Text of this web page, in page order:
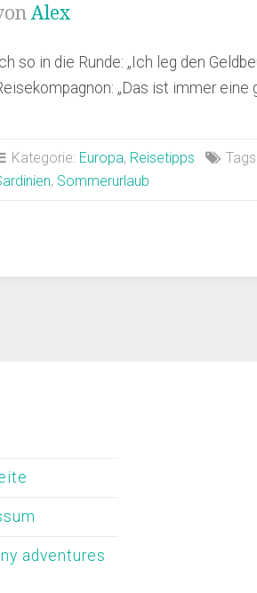
Alex
so in die Runde: „Ich leg den
„Das ist immer eine
Kategorie: Europa, Reisetipps Tags:
, Sommerurlaub
adventures